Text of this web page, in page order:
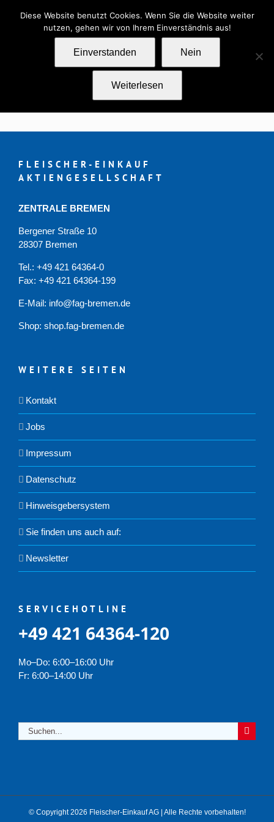
Kontakt Impressum Datenschutz
FAG Gastro-Artikel März 2026
FLEISCHER-EINKAUF
AKTIENGESELLSCHAFT
ZENTRALE BREMEN
Bergener Straße 10
28307 Bremen
Tel.: +49 421 64364-0
Fax: +49 421 64364-199
E-Mail: info@fag-bremen.de
Shop: shop.fag-bremen.de
WEITERE SEITEN
Kontakt
Jobs
Impressum
Datenschutz
Hinweisgebersystem
Sie finden uns auch auf:
Newsletter
SERVICEHOTLINE
+49 421 64364-120
Mo–Do: 6:00–16:00 Uhr
Fr: 6:00–14:00 Uhr
Suche
nach:
© Copyright 2026 Fleischer-Einkauf AG | Alle Rechte vorbehalten!
Diese Website benutzt Cookies. Wenn Sie die Website weiter
nutzen, gehen wir von Ihrem Einverständnis aus!
Einverstanden Nein
Weiterlesen